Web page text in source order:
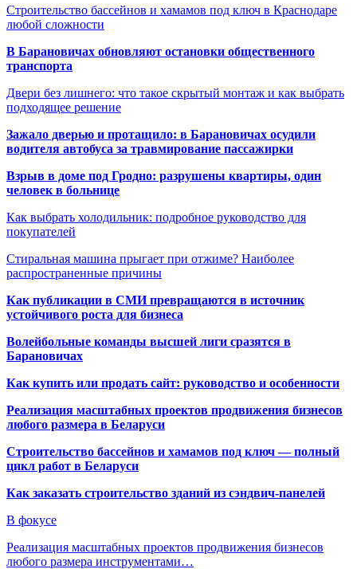
Строительство бассейнов и хамамов под ключ в Краснодаре
любой сложности
В Барановичах обновляют остановки общественного
транспорта
Двери без лишнего: что такое скрытый монтаж и как выбрать
подходящее решение
Зажало дверью и протащило: в Барановичах осудили
водителя автобуса за травмирование пассажирки
Взрыв в доме под Гродно: разрушены квартиры, один
человек в больнице
Как выбрать холодильник: подробное руководство для
покупателей
Стиральная машина прыгает при отжиме? Наиболее
распространенные причины
Как публикации в СМИ превращаются в источник
устойчивого роста для бизнеса
Волейбольные команды высшей лиги сразятся в
Барановичах
Как купить или продать сайт: руководство и особенности
Реализация масштабных проектов продвижения бизнесов
любого размера в Беларуси
Строительство бассейнов и хамамов под ключ — полный
цикл работ в Беларуси
Как заказать строительство зданий из сэндвич-панелей
В фокусе
Реализация масштабных проектов продвижения бизнесов
любого размера инструментами…